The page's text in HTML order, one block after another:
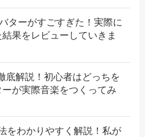
ターがすごすぎた！実際に
果をレビューしていきま
底解説！初心者はどっちを
が実際音楽をつくってみ
をわかりやすく解説！私が